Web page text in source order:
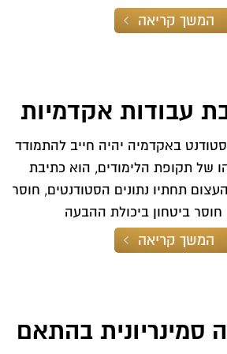
המשך קריאה
עבודות אקדמיות
באקדמיה יהיה חייב להתמודד
של תקופת הלימודים, הוא כתיבת
תחתיו נתונים הסטודנטים, חוסר
המשך קריאה
סמינריונית בהתאם